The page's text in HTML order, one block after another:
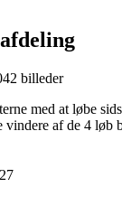
billeder
med at løbe
vindere af de 4 løb